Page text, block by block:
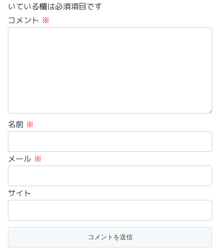
いている欄は必須項目です
コメント ※
名前 ※
メール ※
サイト